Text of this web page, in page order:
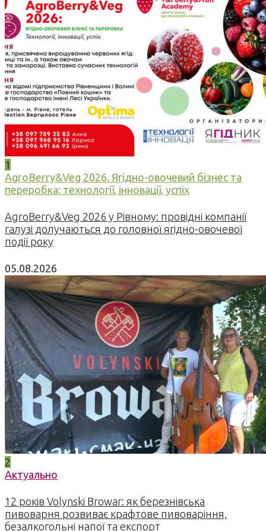
1
AgroBerry&Veg 2026. Ягідно-овочевий бізнес та
переробка: технології, інновації, успіх
AgroBerry&Veg 2026 у Рівному: провідні компанії
галузі долучаються до головної ягідно-овочевої
події року
05.08.2026
2
Актуально
12 років Volynski Browar: як березнівська
пивоварня розвиває крафтове пивоваріння,
безалкогольні напої та експорт